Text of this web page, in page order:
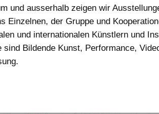
und ausserhalb zeigen wir
Einzelnen, der Gruppe und
und internationalen Künstlern und
sind Bildende Kunst, Performance,